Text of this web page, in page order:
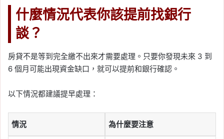
什麼情況代表你該提前找銀行
談？
房貸不是等到完全繳不出來才需要處理。只要你發現未來 3 到
6 個月可能出現資金缺口，就可以提前和銀行確認。
以下情況都建議提早處理：
情況 為什麼要注意